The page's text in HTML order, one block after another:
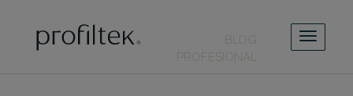
BLOG
PROFESIONAL